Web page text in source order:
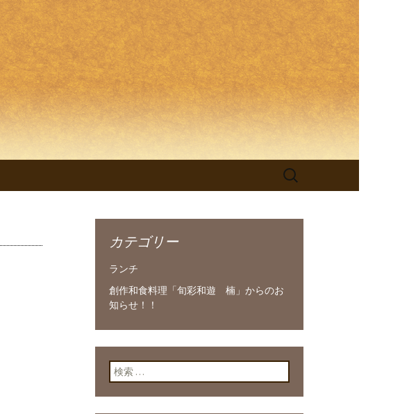
料理「旬彩和
検
カテゴリー
ランチ
創作和食料理「旬彩和遊 楠」からのお
知らせ！！
検索: